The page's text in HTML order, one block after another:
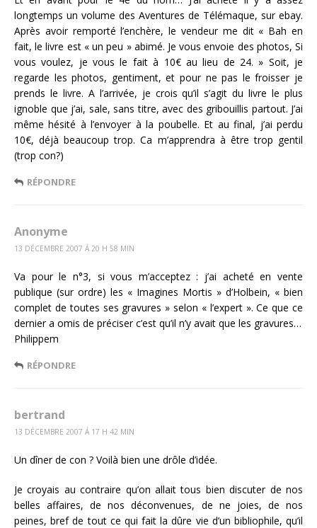
longtemps un volume des Aventures de Télémaque, sur ebay.
Après avoir remporté l’enchère, le vendeur me dit « Bah en
fait, le livre est « un peu » abimé. Je vous envoie des photos, Si
vous voulez, je vous le fait à 10€ au lieu de 24. » Soit, je
regarde les photos, gentiment, et pour ne pas le froisser je
prends le livre. A l’arrivée, je crois qu’il s’agit du livre le plus
ignoble que j’ai, sale, sans titre, avec des gribouillis partout. J’ai
même hésité à l’envoyer à la poubelle. Et au final, j’ai perdu
10€, déjà beaucoup trop. Ca m’apprendra à être trop gentil
(trop con?)
RÉPONDRE
Anonyme
13 DÉCEMBRE 2007 Á 20 H 58 MIN
Va pour le n°3, si vous m’acceptez : j’ai acheté en vente
publique (sur ordre) les « Imagines Mortis » d’Holbein, « bien
complet de toutes ses gravures » selon « l’expert ». Ce que ce
dernier a omis de préciser c’est qu’il n’y avait que les gravures…
Philippem
RÉPONDRE
bertrand
13 DÉCEMBRE 2007 Á 17 H 42 MIN
Un dîner de con ? Voilà bien une drôle d’idée.
Je croyais au contraire qu’on allait tous bien discuter de nos
belles affaires, de nos déconvenues, de ne joies, de nos
peines, bref de tout ce qui fait la dûre vie d’un bibliophile, qu’il